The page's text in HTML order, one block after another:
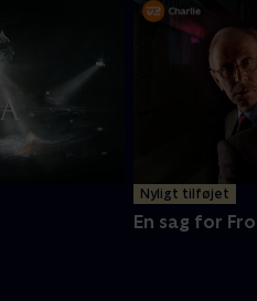
Nyligt tilføjet
En sag for